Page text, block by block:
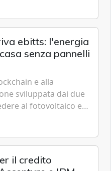
ebitts: l'energia
senza pannelli
e alla
sviluppata dai due
al fotovoltaico e
diretti in bolletta,
il credito